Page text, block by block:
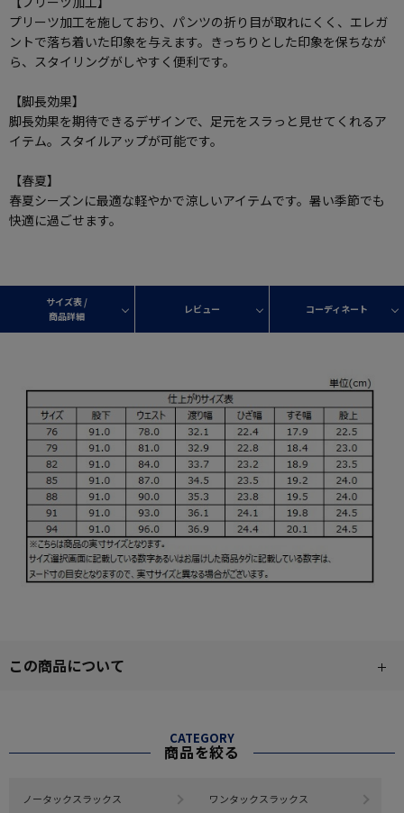
プリーツ加工を施しており、パンツの折り目が取れにくく、エレガ
ントで落ち着いた印象を与えます。きっちりとした印象を保ちなが
ら、スタイリングがしやすく便利です。
【脚長効果】
脚長効果を期待できるデザインで、足元をスラっと見せてくれるア
イテム。スタイルアップが可能です。
【春夏】
春夏シーズンに最適な軽やかで涼しいアイテムです。暑い季節でも
快適に過ごせます。
サイズ表 /
商品詳細
レビュー コーディネート
この商品について
CATEGORY
商品を絞る
ノータックスラックス ワンタックスラックス